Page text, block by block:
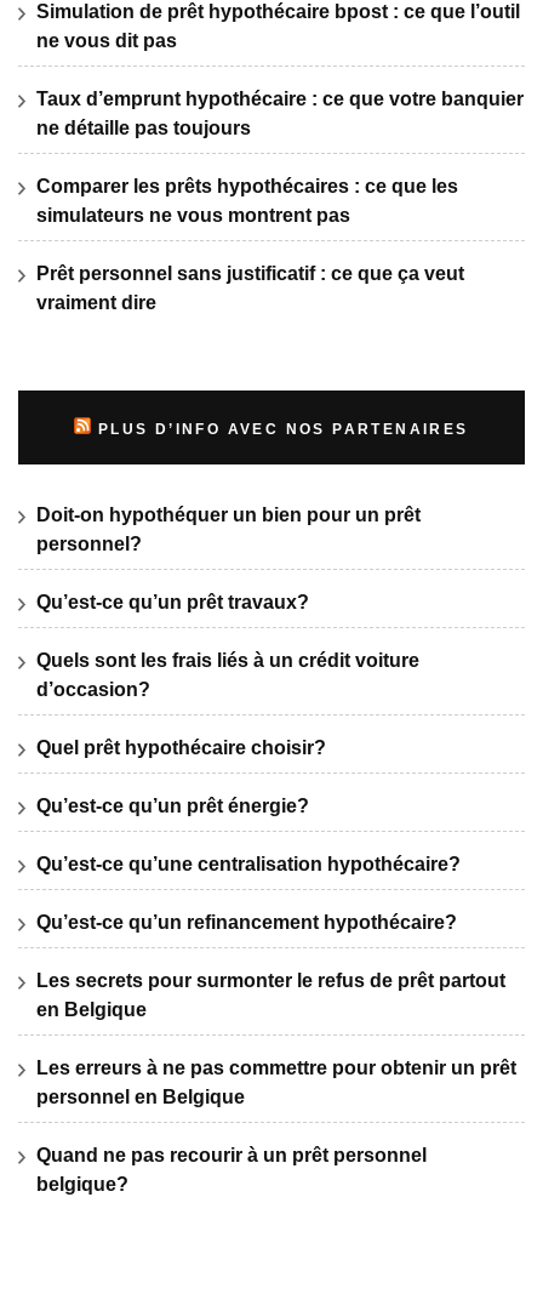
Simulation de prêt hypothécaire bpost : ce que l’outil
ne vous dit pas
Taux d’emprunt hypothécaire : ce que votre banquier
ne détaille pas toujours
Comparer les prêts hypothécaires : ce que les
simulateurs ne vous montrent pas
Prêt personnel sans justificatif : ce que ça veut
vraiment dire
PLUS D’INFO AVEC NOS PARTENAIRES
Doit-on hypothéquer un bien pour un prêt
personnel?
Qu’est-ce qu’un prêt travaux?
Quels sont les frais liés à un crédit voiture
d’occasion?
Quel prêt hypothécaire choisir?
Qu’est-ce qu’un prêt énergie?
Qu’est-ce qu’une centralisation hypothécaire?
Qu’est-ce qu’un refinancement hypothécaire?
Les secrets pour surmonter le refus de prêt partout
en Belgique
Les erreurs à ne pas commettre pour obtenir un prêt
personnel en Belgique
Quand ne pas recourir à un prêt personnel
belgique?